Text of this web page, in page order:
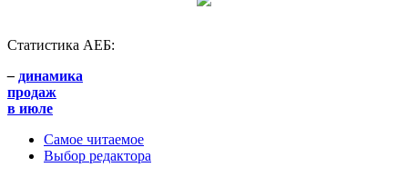
Статистика АЕБ:
– динамика
продаж
в июле
Самое читаемое
Выбор редактора